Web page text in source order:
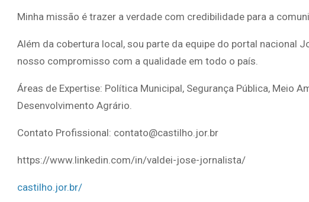
Minha missão é trazer a verdade com credibilidade para a
Além da cobertura local, sou parte da equipe do portal nacional
nosso compromisso com a qualidade em todo o país.
Áreas de Expertise: Política Municipal, Segurança Pública, Meio
Desenvolvimento Agrário.
Contato Profissional: contato@castilho.jor.br
https://www.linkedin.com/in/valdei-jose-jornalista/
castilho.jor.br/